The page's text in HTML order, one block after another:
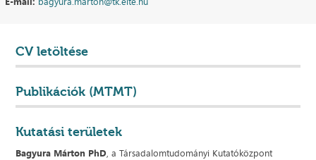
CV letöltése
Publikációk (MTMT)
Kutatási területek
Bagyura Márton PhD , a Társadalomtudományi Kutatóközpont